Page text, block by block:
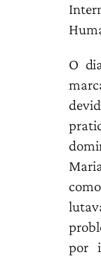
O
por